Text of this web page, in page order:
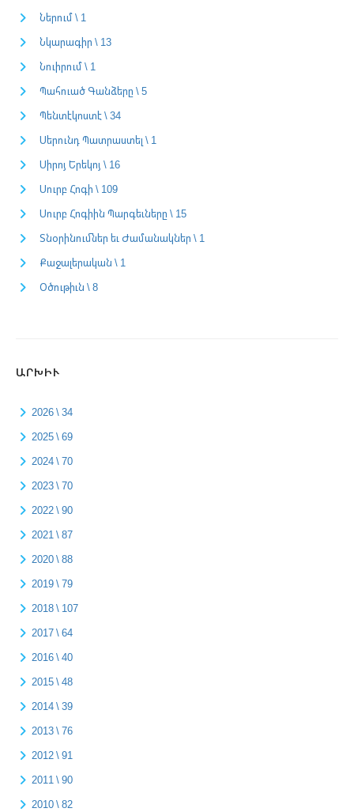
Ներում \ 1
Նկարագիր \ 13
Նուիրում \ 1
Պահուած Գանձերը \ 5
Պենտէկոստէ \ 34
Սերունդ Պատրաստել \ 1
Սիրոյ Երեկոյ \ 16
Սուրբ Հոգի \ 109
Սուրբ Հոգիին Պարգեւները \ 15
Տնօրինումներ եւ Ժամանակներ \ 1
Քաջալերական \ 1
Օծութիւն \ 8
ԱՐԽԻՒ
2026 \ 34
2025 \ 69
2024 \ 70
2023 \ 70
2022 \ 90
2021 \ 87
2020 \ 88
2019 \ 79
2018 \ 107
2017 \ 64
2016 \ 40
2015 \ 48
2014 \ 39
2013 \ 76
2012 \ 91
2011 \ 90
2010 \ 82